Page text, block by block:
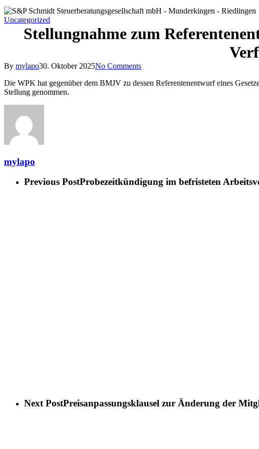
Uncategorized
Stellungnahme zum
By mylapo30. Oktober 2025No Comments
Die WPK hat gegenüber dem BMJV zu dessen Referentenentwurf eines
Stellung genommen.
mylapo
Previous PostProbezeitkündigung im befristeten
Next PostPreisanpassungsklausel zur Änderung der